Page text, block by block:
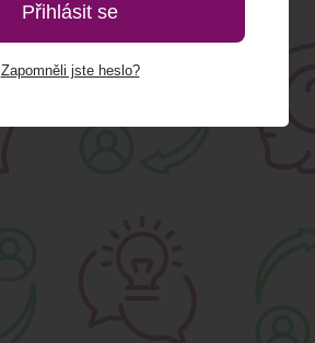
Přihlásit se
Zapomněli jste heslo?